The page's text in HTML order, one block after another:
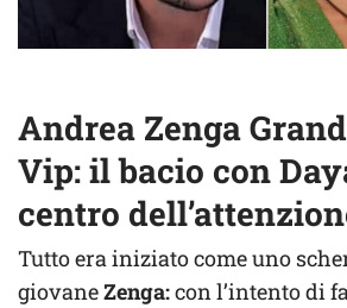
Andrea Zenga
Vip: il bacio con
centro
Tutto era iniziato come uno
giovaneZenga:con l’intento di